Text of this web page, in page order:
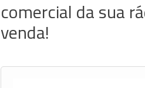
comercial da sua
venda!